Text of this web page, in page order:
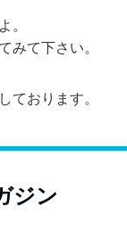
。
みて下さい。
ております。
ジン